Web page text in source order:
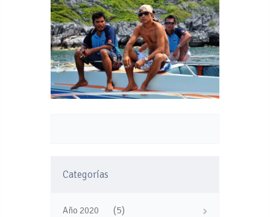
Categorías
Año 2020 (5)